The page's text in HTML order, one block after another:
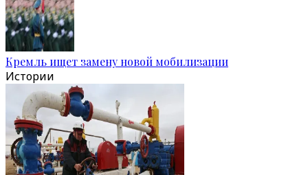
Кремль ищет замену новой мобилизации
Истории